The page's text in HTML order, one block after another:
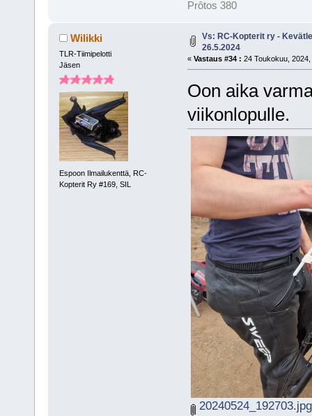
Prôtos 380
Wilikki
TLR-Tiimipelotti
Jäsen
Espoon Ilmailukenttä, RC-
Kopterit Ry #169, SIL
Vs: RC-Kopterit ry -
26.5.2024
« Vastaus #34 : 24 Toukokuu,
Oon aika
viikonlopulle.
20240524_192703.jpg